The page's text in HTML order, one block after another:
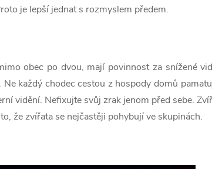
je lepší jednat s rozmyslem předem.
obec po dvou, mají povinnost za snížené
každý chodec cestou z hospody domů
vidění. Nefixujte svůj zrak jenom před sebe.
že zvířata se nejčastěji pohybují ve skupinách.